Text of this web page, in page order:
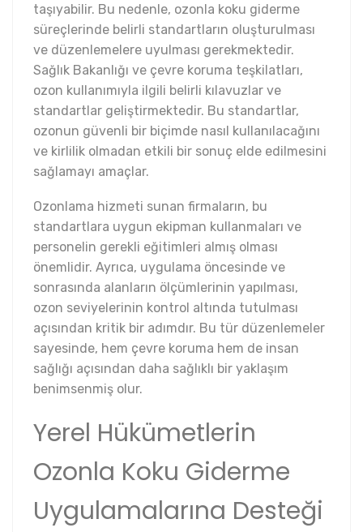
taşıyabilir. Bu nedenle, ozonla koku giderme
süreçlerinde belirli standartların oluşturulması
ve düzenlemelere uyulması gerekmektedir.
Sağlık Bakanlığı ve çevre koruma teşkilatları,
ozon kullanımıyla ilgili belirli kılavuzlar ve
standartlar geliştirmektedir. Bu standartlar,
ozonun güvenli bir biçimde nasıl kullanılacağını
ve kirlilik olmadan etkili bir sonuç elde edilmesini
sağlamayı amaçlar.
Ozonlama hizmeti sunan firmaların, bu
standartlara uygun ekipman kullanmaları ve
personelin gerekli eğitimleri almış olması
önemlidir. Ayrıca, uygulama öncesinde ve
sonrasında alanların ölçümlerinin yapılması,
ozon seviyelerinin kontrol altında tutulması
açısından kritik bir adımdır. Bu tür düzenlemeler
sayesinde, hem çevre koruma hem de insan
sağlığı açısından daha sağlıklı bir yaklaşım
benimsenmiş olur.
Yerel Hükümetlerin
Ozonla Koku Giderme
Uygulamalarına Desteği